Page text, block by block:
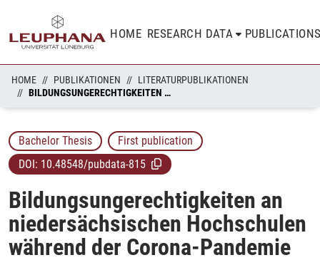
HOME RESEARCH DATA
HOME PUBLIKATIONEN
LITERATURPUBLIKATIONEN
BILDUNGSUNGERECHTIGKEITEN AN NIEDERSÄCHSISCHEN HOCHSCHULEN WÄHREND DER CORONA-PANDEMIE
Bachelor Thesis
First publication
DOI: 10.48548/pubdata-815
Bildungsungerechtigkeiten an
niedersächsischen Hochschulen
während der Corona-Pandemie